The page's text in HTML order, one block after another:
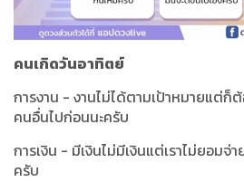
คนเกิดวันอาทิตย์
การงาน - งานไม่ได้ตามเป้าหมายแต่ก็
คนอื่นไปก่อนนะครับ
การเงิน - มีเงินไม่มีเงินแต่เราไม่ยอมจ่า
ครับ